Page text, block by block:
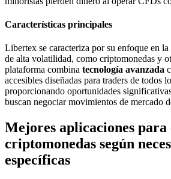
Características principales
Libertex se caracteriza por su enfoque en
de alta volatilidad, como criptomonedas y
plataforma combina tecnología avanzada
accesibles diseñadas para traders de todos
proporcionando oportunidades
buscan negociar movimientos de mercado
Mejores aplicaciones
criptomonedas según
específicas